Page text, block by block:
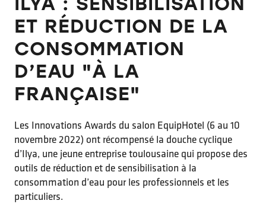
ET RÉDUCTION DE LA
CONSOMMATION
D’EAU "À LA
FRANÇAISE"
Les Innovations Awards du salon EquipHotel (6 au 10
novembre 2022) ont récompensé la douche cyclique
d’Ilya, une jeune entreprise toulousaine qui propose des
outils de réduction et de sensibilisation à la
consommation d’eau pour les professionnels et les
particuliers.